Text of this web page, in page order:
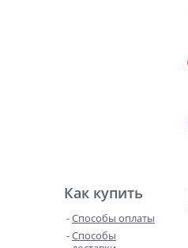
Как купить
Способы оплаты
Способы